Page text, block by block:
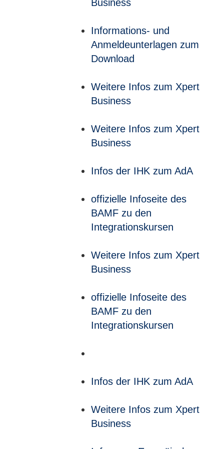
Business
Informations- und
Anmeldeunterlagen zum
Download
Weitere Infos zum Xpert
Business
Weitere Infos zum Xpert
Business
Infos der IHK zum AdA
offizielle Infoseite des
BAMF zu den
Integrationskursen
Weitere Infos zum Xpert
Business
offizielle Infoseite des
BAMF zu den
Integrationskursen
Infos der IHK zum AdA
Weitere Infos zum Xpert
Business